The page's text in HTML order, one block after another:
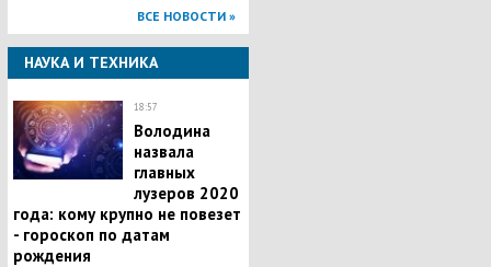
ВСЕ НОВОСТИ »
НАУКА И ТЕХНИКА
18:57
Володина
назвала
главных
лузеров 2020
года: кому крупно не повезет
- гороскоп по датам
рождения